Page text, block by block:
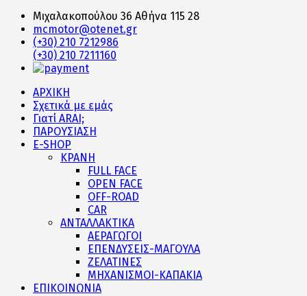
Μιχαλακοπούλου 36 Αθήνα 115 28
mcmotor@otenet.gr
(+30) 210 7212986
(+30) 210 7211160
ΑΡΧΙΚΗ
Σχετικά με εμάς
Γιατί ARAI;
ΠΑΡΟΥΣΙΑΣΗ
E-SHOP
ΚΡΑΝΗ
FULL FACE
OPEN FACE
OFF-ROAD
CAR
ΑΝΤΑΛΛΑΚΤΙΚΑ
ΑΕΡΑΓΩΓΟΙ
ΕΠΕΝΔΥΣΕΙΣ-ΜΑΓΟΥΛΑ
ΖΕΛΑΤΙΝΕΣ
ΜΗΧΑΝΙΣΜΟΙ-ΚΑΠΑΚΙΑ
ΕΠΙΚΟΙΝΩΝΙΑ